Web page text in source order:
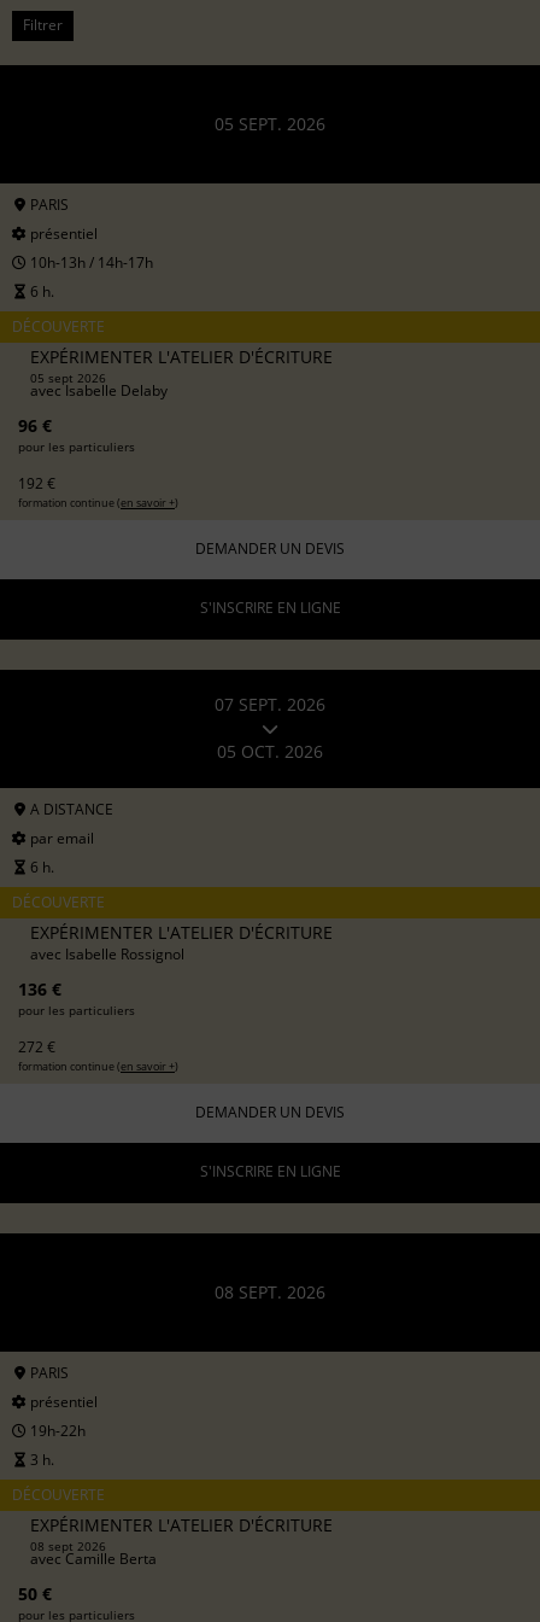
Filtrer
05 SEPT. 2026
PARIS
présentiel
10h-13h / 14h-17h
6 h.
DÉCOUVERTE
EXPÉRIMENTER L'ATELIER D'ÉCRITURE
05 sept 2026
avecIsabelle Delaby
96 €
pour les particuliers
192 €
formation continue (en savoir +)
DEMANDER UN DEVIS
S'INSCRIRE EN LIGNE
07 SEPT. 2026
05 OCT. 2026
A DISTANCE
par email
6 h.
DÉCOUVERTE
EXPÉRIMENTER L'ATELIER D'ÉCRITURE
avec Isabelle Rossignol
136 €
pour les particuliers
272 €
formation continue (en savoir +)
DEMANDER UN DEVIS
S'INSCRIRE EN LIGNE
08 SEPT. 2026
PARIS
présentiel
19h-22h
3 h.
DÉCOUVERTE
EXPÉRIMENTER L'ATELIER D'ÉCRITURE
08 sept 2026
avecCamille Berta
50 €
pour les particuliers